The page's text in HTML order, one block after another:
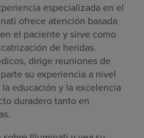
especializada en el
ofrece atención basada
el paciente y sirve como
de heridas.
dirige reuniones de
su experiencia a nivel
educación y la excelencia
duradero tanto en